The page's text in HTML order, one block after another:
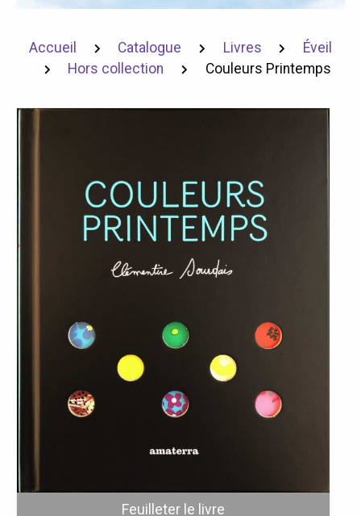
Accueil Catalogue Livres
Éveil
Hors collection
Couleurs Printemps